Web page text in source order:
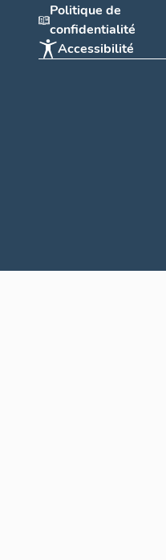
Politique de
confidentialité
Accessibilité